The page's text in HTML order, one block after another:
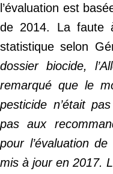
l’évaluation est
de 2014. La faute
statistique selon
dossier biocide,
remarqué que le
pesticide n’était
pas aux
pour l’évaluation
mis à jour en 2017.